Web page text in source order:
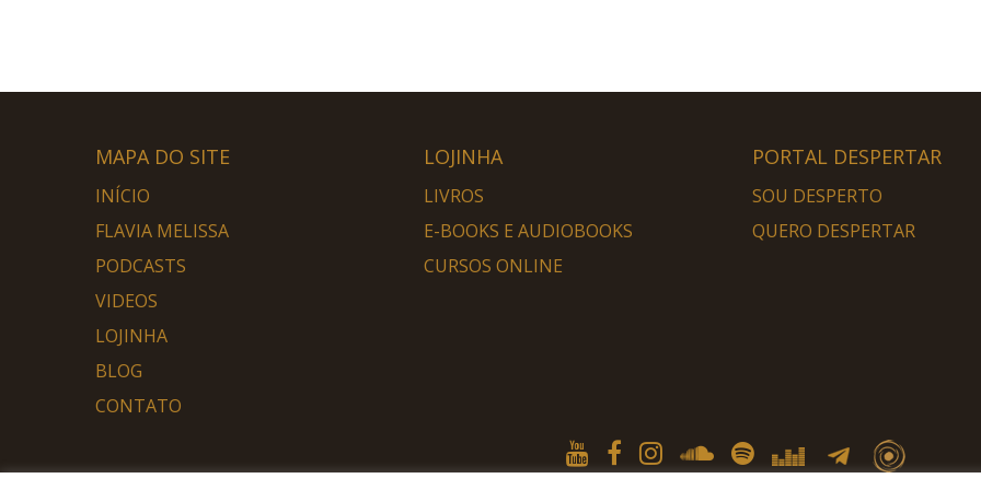
MAPA DO SITE
INÍCIO
FLAVIA MELISSA
PODCASTS
VIDEOS
LOJINHA
BLOG
CONTATO
LOJINHA
LIVROS
E-BOOKS E AUDIOBOOKS
CURSOS ONLINE
PORTAL DESPERTAR
SOU DESPERTO
QUERO DESPERTAR